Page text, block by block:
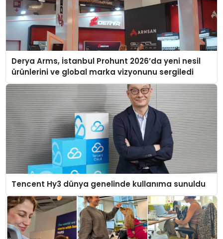
Derya Arms, İstanbul Prohunt 2026’da yeni nesil
ürünlerini ve global marka vizyonunu sergiledi
Tencent Hy3 dünya genelinde kullanıma sunuldu